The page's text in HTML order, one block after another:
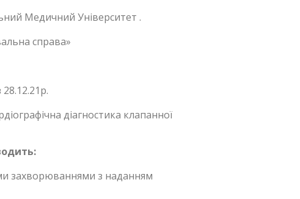
Медичний Університет .
справа»
діагностика клапанної
захворюваннями з наданням